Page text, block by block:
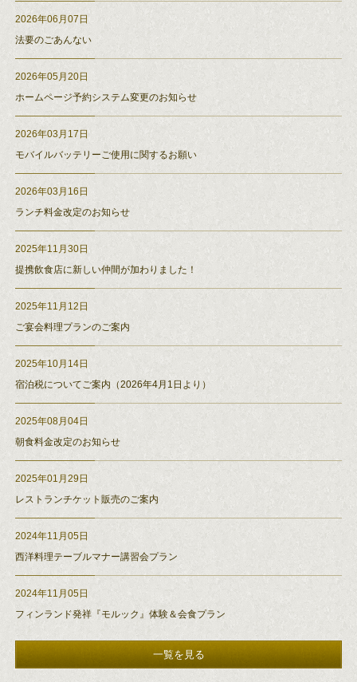
2026年06月07日
法要のごあんない
2026年05月20日
ホームページ予約システム変更のお知らせ
2026年03月17日
モバイルバッテリーご使用に関するお願い
2026年03月16日
ランチ料金改定のお知らせ
2025年11月30日
提携飲食店に新しい仲間が加わりました！
2025年11月12日
ご宴会料理プランのご案内
2025年10月14日
宿泊税についてご案内（2026年4月1日より）
2025年08月04日
朝食料金改定のお知らせ
2025年01月29日
レストランチケット販売のご案内
2024年11月05日
西洋料理テーブルマナー講習会プラン
2024年11月05日
フィンランド発祥『モルック』体験＆会食プラン